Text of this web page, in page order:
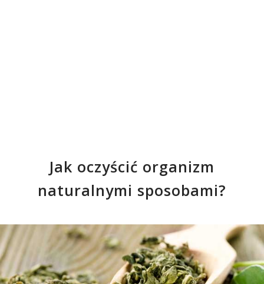
Jak oczyścić organizm
naturalnymi sposobami?